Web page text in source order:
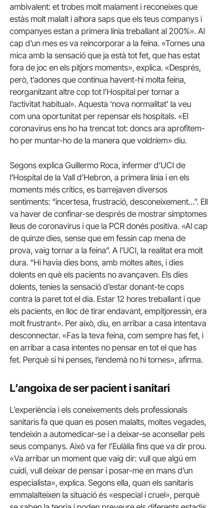
ambivalent: et trobes molt malament i reconeixes que
estàs molt malalt i alhora saps que els teus companys i
companyes estan a primera línia treballant al 200%». Al
cap d’un mes es va reincorporar a la feina. «Tornes una
mica amb la sensació que ja està tot fet, que has estat
fora de joc en els pitjors moments», explica. «Després,
però, t’adones que continua havent-hi molta feina,
reorganitzant altre cop tot l’Hospital per tornar a
l’activitat habitual». Aquesta ‘nova normalitat’ la veu
com una oportunitat per repensar els hospitals. «El
coronavirus ens ho ha trencat tot: doncs ara aprofitem-
ho per muntar-ho de la manera que voldríem» diu.
Segons explica Guillermo Roca, infermer d’UCI de
l’Hospital de la Vall d’Hebron, a primera línia i en els
moments més crítics, es barrejaven diversos
sentiments: “incertesa, frustració, desconeixement…”. Ell
va haver de confinar-se després de mostrar símptomes
lleus de coronavirus i que la PCR donés positiva. «Al cap
de quinze dies, sense que em fessin cap mena de
prova, vaig tornar a la feina”. A l’UCI, la realitat era molt
dura. “Hi havia dies bons, amb moltes altes, i dies
dolents en què els pacients no avançaven. Els dies
dolents, tenies la sensació d’estar donant-te cops
contra la paret tot el dia. Estar 12 hores treballant i que
els pacients, en lloc de tirar endavant, empitjoressin, era
molt frustrant». Per això, diu, en arribar a casa intentava
desconnectar. «Fas la teva feina, com sempre has fet, i
en arribar a casa intentes no pensar en tot el que has
fet. Perquè si hi penses, l’endemà no hi tornes», afirma.
L’angoixa de ser pacient i sanitari
L’experiència i els coneixements dels professionals
sanitaris fa que quan es posen malalts, moltes vegades,
tendeixin a automedicar-se i a deixar-se aconsellar pels
seus companys. Això va fer l’Eulàlia fins que va dir prou.
«Va arribar un moment que vaig dir: vull que algú em
cuidi, vull deixar de pensar i posar-me en mans d’un
especialista», explica. Segons ella, quan els sanitaris
emmalalteixen la situació és «especial i cruel», perquè